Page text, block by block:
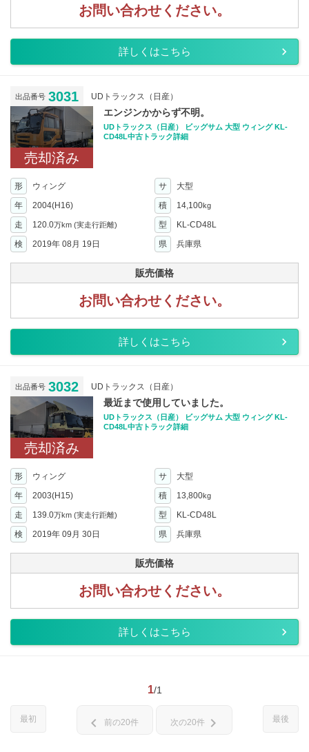
お問い合わせください。
詳しくはこちら
出品番号 3031 UDトラックス（日産）
売却済み
エンジンかからず不明。
UDトラックス（日産） ビッグサム 大型 ウィング KL-
CD48L中古トラック詳細
形 ウィング サ
大型
年
2004(H16) 積 14,100kg
走 120.0万km (実走行距離) 型
KL-CD48L
検
2019年 08月 19日 県 兵庫県
販売価格
お問い合わせください。
詳しくはこちら
出品番号 3032 UDトラックス（日産）
売却済み
最近まで使用していました。
UDトラックス（日産） ビッグサム 大型 ウィング KL-
CD48L中古トラック詳細
形 ウィング サ
大型
年
2003(H15) 積 13,800kg
走 139.0万km (実走行距離) 型
KL-CD48L
検
2019年 09月 30日 県 兵庫県
販売価格
お問い合わせください。
詳しくはこちら
1/1
最初 最後
chevron_left 前の20件 次の20件 chevron_right